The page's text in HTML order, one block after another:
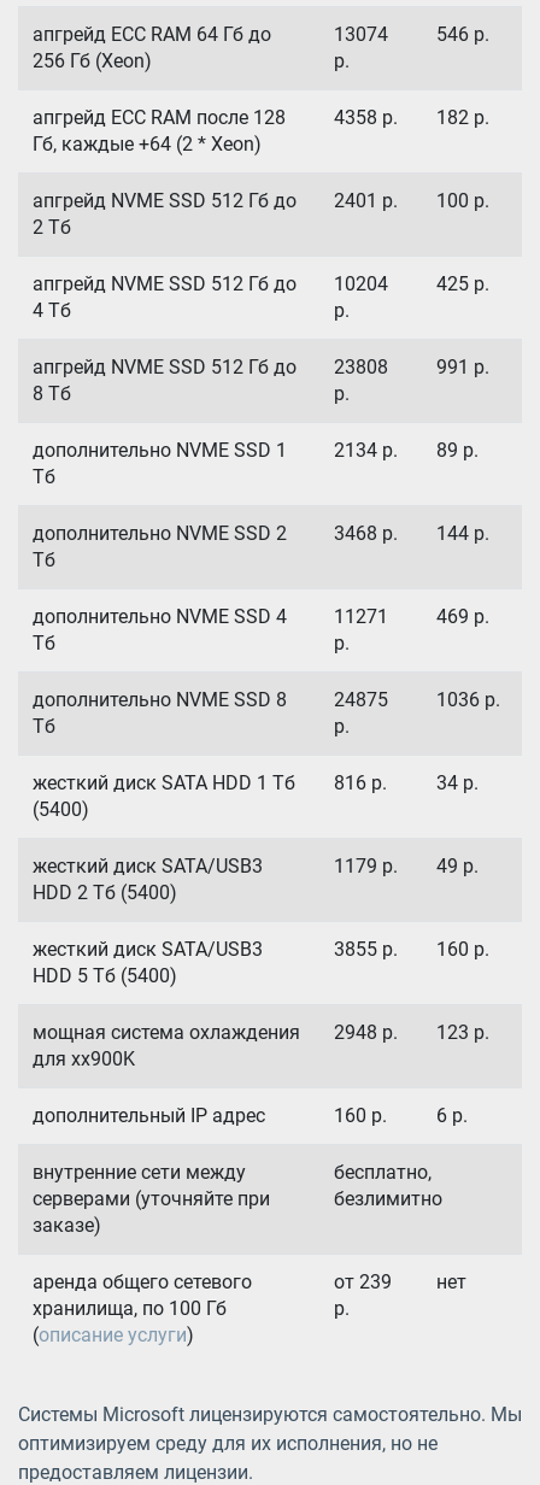
апгрейд ECC RAM 64 Гб до
256 Гб (Xeon)
13074
р.
546 р.
апгрейд ECC RAM после 128
Гб, каждые +64 (2 * Xeon)
4358 р. 182 р.
апгрейд NVME SSD 512 Гб до
2 Тб
2401 р. 100 р.
апгрейд NVME SSD 512 Гб до
4 Тб
10204
р.
425 р.
апгрейд NVME SSD 512 Гб до
8 Тб
23808
р.
991 р.
дополнительно NVME SSD 1
Тб
2134 р. 89 р.
дополнительно NVME SSD 2
Тб
3468 р. 144 р.
дополнительно NVME SSD 4
Тб
11271
р.
469 р.
дополнительно NVME SSD 8
Тб
24875
р.
1036 р.
жесткий диск SATA HDD 1 Тб
(5400)
816 р. 34 р.
жесткий диск SATA/USB3
HDD 2 Тб (5400)
1179 р. 49 р.
жесткий диск SATA/USB3
HDD 5 Тб (5400)
3855 р. 160 р.
мощная система охлаждения
для xx900K
2948 р. 123 р.
дополнительный IP адрес 160 р. 6 р.
внутренние сети между
серверами (уточняйте при
заказе)
бесплатно,
безлимитно
аренда общего сетевого
хранилища, по 100 Гб
(описание услуги)
от 239
р.
нет
Системы Microsoft лицензируются самостоятельно. Мы
оптимизируем среду для их исполнения, но не
предоставляем лицензии.